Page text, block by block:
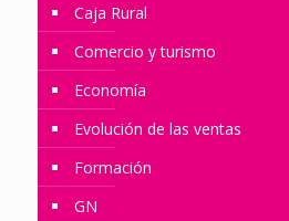
Caja Rural
Comercio y turismo
Economía
Evolución de las ventas
Formación
GN